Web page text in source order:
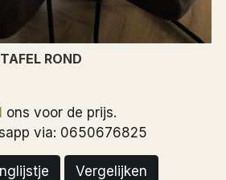
ROND
ons voor de prijs.
via: 0650676825
Vergelijken